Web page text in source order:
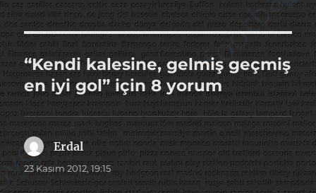
“Kendi kalesine, gelmiş geçmiş
en iyi gol” için 8 yorum
Erdaldedi
ki:
23 Kasım 2012, 19:15